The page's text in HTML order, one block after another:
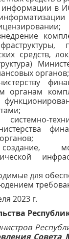
в
средств,
органов;
для
2023 г.
Совета